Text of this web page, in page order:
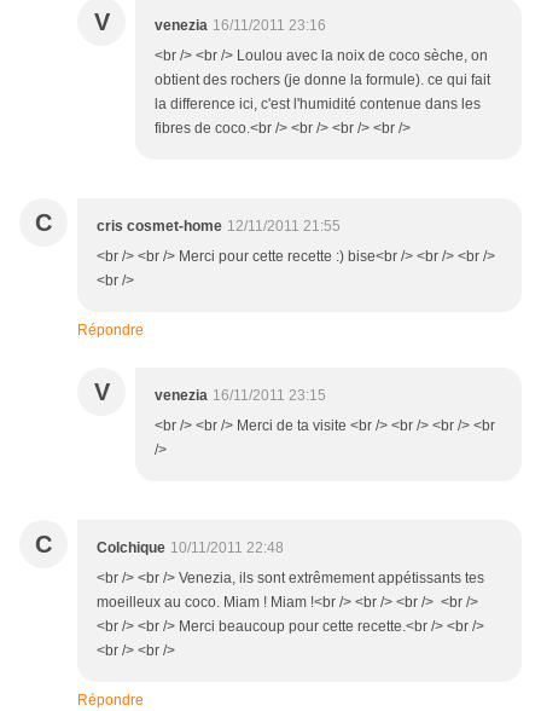
V venezia 16/11/2011 23:16
<br /> <br /> Loulou avec la noix de coco sèche, on
obtient des rochers (je donne la formule). ce qui fait
la difference ici, c'est l'humidité contenue dans les
fibres de coco.<br /> <br /> <br /> <br />
C cris cosmet-home 12/11/2011 21:55
<br /> <br /> Merci pour cette recette :) bise<br /> <br /> <br />
<br />
Répondre
V venezia 16/11/2011 23:15
<br /> <br /> Merci de ta visite <br /> <br /> <br /> <br
/>
C Colchique 10/11/2011 22:48
<br /> <br /> Venezia, ils sont extrêmement appétissants tes
moeilleux au coco. Miam ! Miam !<br /> <br /> <br /> <br />
<br /> <br /> Merci beaucoup pour cette recette.<br /> <br />
<br /> <br />
Répondre